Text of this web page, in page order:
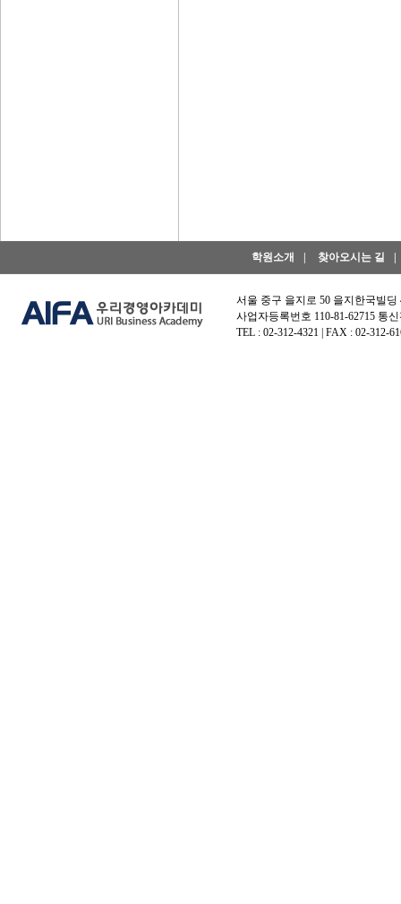
학원소개 찾아오시는 길
서울 중구 을지로 50 을지한국빌
사업자등록번호 110-81-62715 통
TEL : 02-312-4321 | FAX : 02-312-